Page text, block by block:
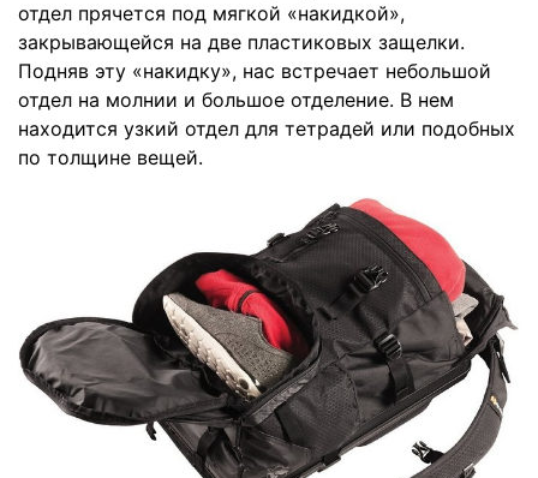
отдел прячется под мягкой «накидкой»,
закрывающейся на две пластиковых защелки.
Подняв эту «накидку», нас встречает небольшой
отдел на молнии и большое отделение. В нем
находится узкий отдел для тетрадей или подобных
по толщине вещей.